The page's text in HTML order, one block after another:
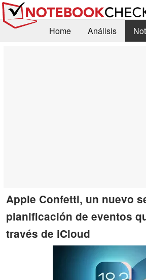
Home Análisis
Apple Confetti, un nuevo
planificación de eventos
través de iCloud